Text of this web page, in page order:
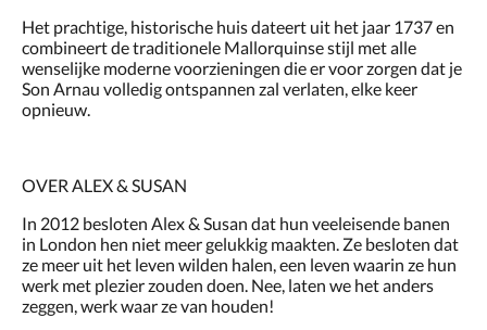
Het prachtige, historische huis dateert uit het jaar 1737 en
combineert de traditionele Mallorquinse stijl met alle
wenselijke moderne voorzieningen die er voor zorgen dat je
Son Arnau volledig ontspannen zal verlaten, elke keer
opnieuw.
OVER ALEX & SUSAN
In 2012 besloten Alex & Susan dat hun veeleisende banen
in London hen niet meer gelukkig maakten. Ze besloten dat
ze meer uit het leven wilden halen, een leven waarin ze hun
werk met plezier zouden doen. Nee, laten we het anders
zeggen, werk waar ze van houden!